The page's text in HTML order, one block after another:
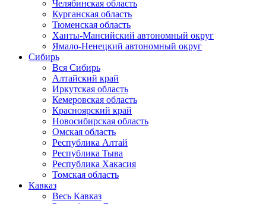
Челябинская область
Курганская область
Тюменская область
Ханты-Мансийский автономный округ
Ямало-Ненецкий автономный округ
Сибирь
Вся Сибирь
Алтайский край
Иркутская область
Кемеровская область
Красноярский край
Новосибирская область
Омская область
Республика Алтай
Республика Тыва
Республика Хакасия
Томская область
Кавказ
Весь Кавказ